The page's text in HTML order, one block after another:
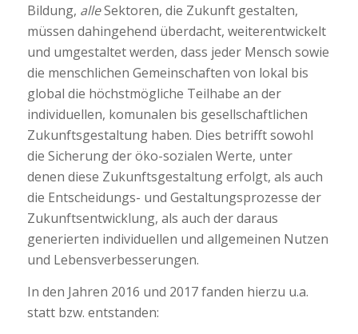
Bildung, alleSektoren, die Zukunft gestalten,
müssen dahingehend überdacht, weiterentwickelt
und umgestaltet werden, dass jeder Mensch sowie
die menschlichen Gemeinschaften von lokal bis
global die höchstmögliche Teilhabe an der
individuellen, komunalen bis gesellschaftlichen
Zukunftsgestaltung haben. Dies betrifft sowohl
die Sicherung der öko-sozialen Werte, unter
denen diese Zukunftsgestaltung erfolgt, als auch
die Entscheidungs- und Gestaltungsprozesse der
Zukunftsentwicklung, als auch der daraus
generierten individuellen und allgemeinen Nutzen
und Lebensverbesserungen.
In den Jahren 2016 und 2017 fanden hierzu u.a.
statt bzw. entstanden: